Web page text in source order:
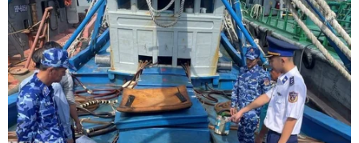
Phối cảnh dự án trục đại lộ cảnh quan sông Hồng. (Ảnh: UBND
TP Hà Nội)
Ủy ban Nhân dân thành phố Hà Nội vừa ban
hành Quyết định 2807/QĐ-UBND về việc thành
lập Tổ công tác triển khai thực hiện thông tin,